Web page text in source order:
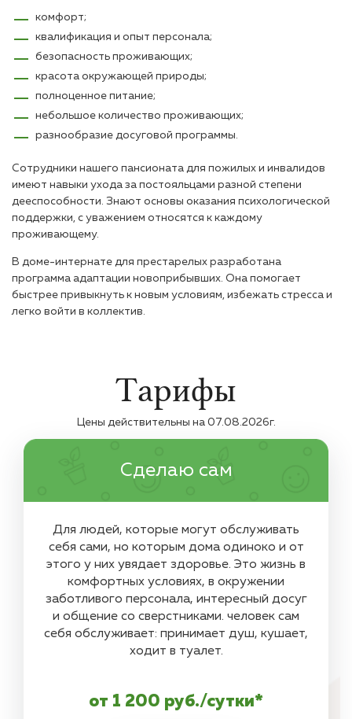
комфорт;
квалификация и опыт персонала;
безопасность проживающих;
красота окружающей природы;
полноценное питание;
небольшое количество проживающих;
разнообразие досуговой программы.
Сотрудники нашего пансионата для пожилых и инвалидов
имеют навыки ухода за постояльцами разной степени
дееспособности. Знают основы оказания психологической
поддержки, с уважением относятся к каждому
проживающему.
В доме-интернате для престарелых разработана
программа адаптации новоприбывших. Она помогает
быстрее привыкнуть к новым условиям, избежать стресса и
легко войти в коллектив.
Тарифы
Цены действительны на 07.08.2026г.
Сделаю сам
Для людей, которые могут обслуживать
себя сами, но которым дома одиноко и от
этого у них увядает здоровье. Это жизнь в
комфортных условиях, в окружении
заботливого персонала, интересный досуг
и общение со сверстниками. человек сам
себя обслуживает: принимает душ, кушает,
ходит в туалет.
от 1 200 руб./сутки*